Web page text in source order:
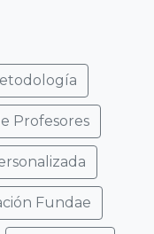
Profesores
Fundae